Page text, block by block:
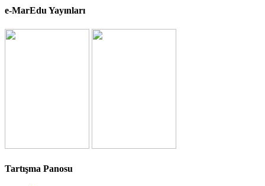
e-MarEdu Yayınları
Tartışma Panosu